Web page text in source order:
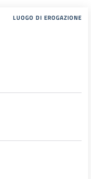
LUOGO DI EROGAZIONE